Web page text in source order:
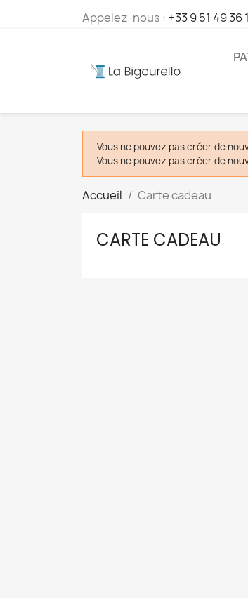
Appelez-nous : +33 9 51 49 36
Vous ne pouvez pas créer de
Vous ne pouvez pas créer de
Accueil Carte cadeau
CARTE CADEAU